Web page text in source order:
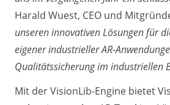
Harald Wuest, CEO und
unseren innovativen Lösungen für
eigener industrieller AR-
Qualitätssicherung im industriellen
Mit der VisionLib-Engine bietet